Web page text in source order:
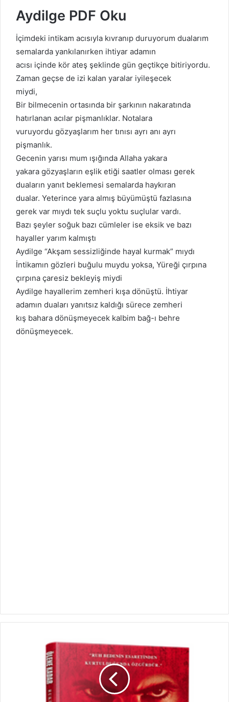
Aydilge PDF Oku
İçimdeki intikam acısıyla kıvranıp duruyorum dualarım
semalarda yankılanırken ihtiyar adamın
acısı içinde kör ateş şeklinde gün geçtikçe bitiriyordu.
Zaman geçse de izi kalan yaralar iyileşecek
miydi,
Bir bilmecenin ortasında bir şarkının nakaratında
hatırlanan acılar pişmanlıklar. Notalara
vuruyordu gözyaşlarım her tınısı ayrı anı ayrı
pişmanlık.
Gecenin yarısı mum ışığında Allaha yakara
yakara gözyaşların eşlik etiği saatler olması gerek
duaların yanıt beklemesi semalarda haykıran
dualar. Yeterince yara almış büyümüştü fazlasına
gerek var mıydı tek suçlu yoktu suçlular vardı.
Bazı şeyler soğuk bazı cümleler ise eksik ve bazı
hayaller yarım kalmıştı
Aydilge “Akşam sessizliğinde hayal kurmak” mıydı
İntikamın gözleri buğulu muydu yoksa, Yüreği çırpına
çırpına çaresiz bekleyiş miydi
Aydilge hayallerim zemheri kışa dönüştü. İhtiyar
adamın duaları yanıtsız kaldığı sürece zemheri
kış bahara dönüşmeyecek kalbim bağ-ı behre
dönüşmeyecek.